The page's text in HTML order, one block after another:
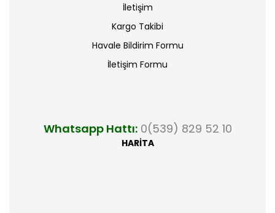
İletişim
Kargo Takibi
Havale Bildirim Formu
İletişim Formu
Whatsapp Hattı: 0(539) 829 52 10
HARİTA